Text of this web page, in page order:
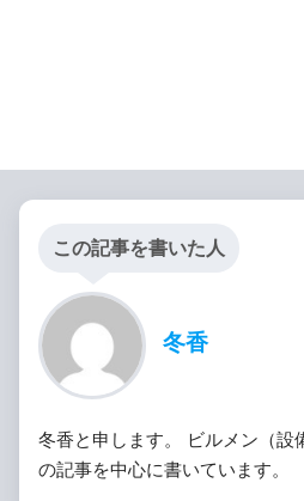
この記事を書いた人
冬香
冬香と申します。 ビルメン（設
の記事を中心に書いています。